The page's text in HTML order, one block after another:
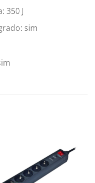
350 J
sim